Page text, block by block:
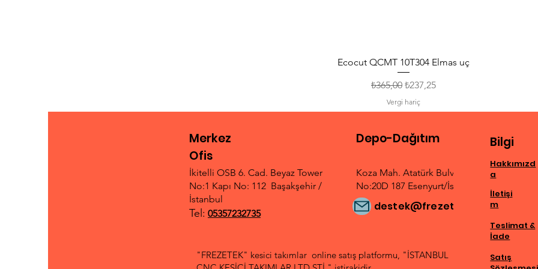
Ecocut QCMT 10T304 Elmas uç
Normal Fiyat
₺365,00 İndirimli Fiyat
₺237,25
Vergi hariç
Merkez
Ofis
Depo-Dağıtım
İkitelli OSB 6. Cad. Beyaz Tower
No:1 Kapı No: 112 Başakşehir /
İstanbul
Tel: 05357232735
"FREZETEK" kesici takımlar online satış platformu, "İSTANBUL
Koza Mah. Atatürk Bulvarı
No:20D 187 Esenyurt/İstanbul
destek@frezetek.com
Bilgi
Hakkımızd
a
İletişi
m
Teslimat &
İade
Satış